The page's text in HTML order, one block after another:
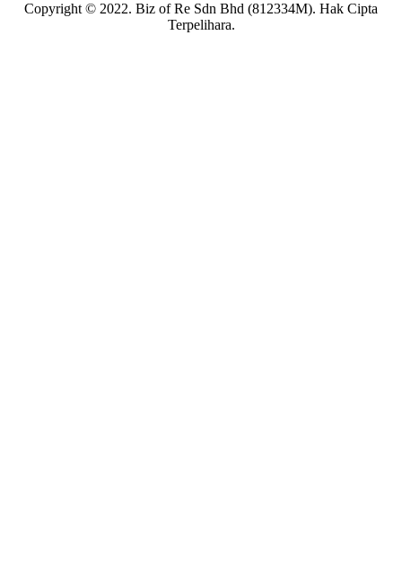
Copyright © 2022. Biz of Re Sdn Bhd (812334M). Hak Cipta
Terpelihara.